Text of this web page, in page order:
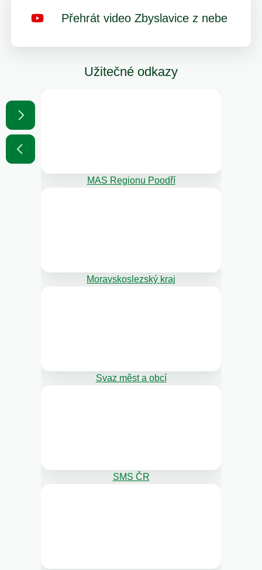
Přehrát video Zbyslavice z nebe
Užitečné odkazy
MAS Regionu Poodří
Moravskoslezský kraj
Svaz měst a obcí
SMS ČR